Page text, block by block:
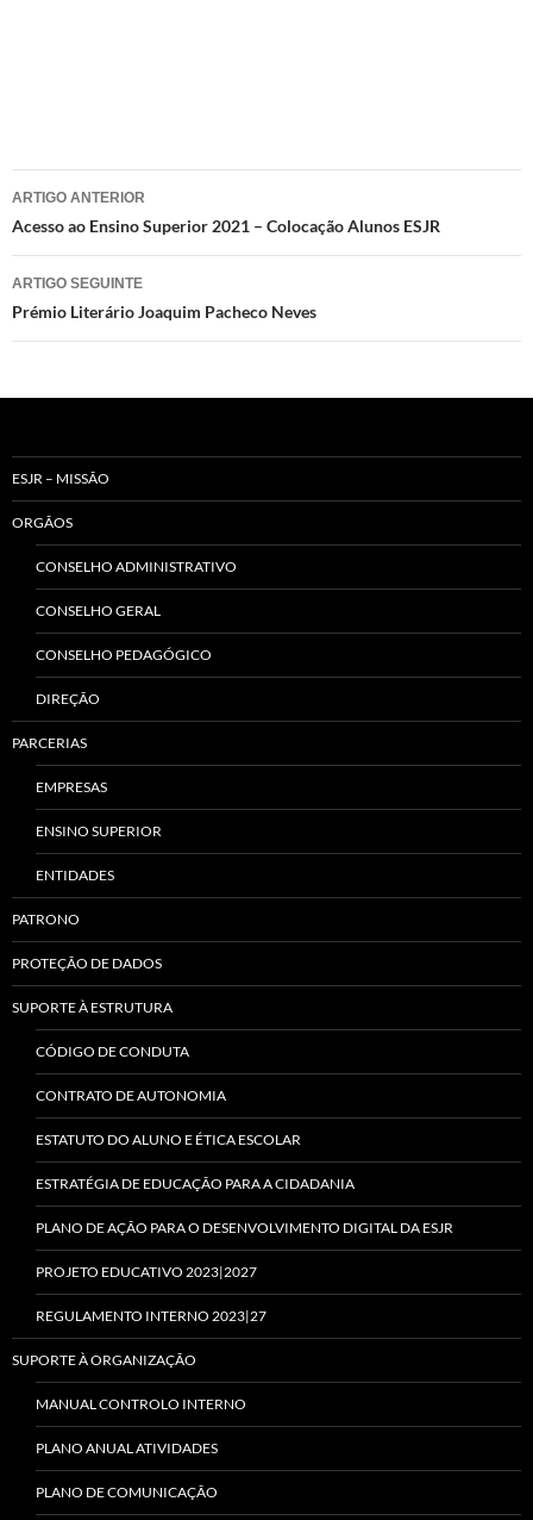
Navegação
de
artigos
ARTIGO ANTERIOR
Acesso ao Ensino Superior 2021 – Colocação Alunos ESJR
ARTIGO SEGUINTE
Prémio Literário Joaquim Pacheco Neves
ESJR – MISSÃO
ORGÃOS
CONSELHO ADMINISTRATIVO
CONSELHO GERAL
CONSELHO PEDAGÓGICO
DIREÇÃO
PARCERIAS
EMPRESAS
ENSINO SUPERIOR
ENTIDADES
PATRONO
PROTEÇÃO DE DADOS
SUPORTE À ESTRUTURA
CÓDIGO DE CONDUTA
CONTRATO DE AUTONOMIA
ESTATUTO DO ALUNO E ÉTICA ESCOLAR
ESTRATÉGIA DE EDUCAÇÃO PARA A CIDADANIA
PLANO DE AÇÃO PARA O DESENVOLVIMENTO DIGITAL DA ESJR
PROJETO EDUCATIVO 2023|2027
REGULAMENTO INTERNO 2023|27
SUPORTE À ORGANIZAÇÃO
MANUAL CONTROLO INTERNO
PLANO ANUAL ATIVIDADES
PLANO DE COMUNICAÇÃO